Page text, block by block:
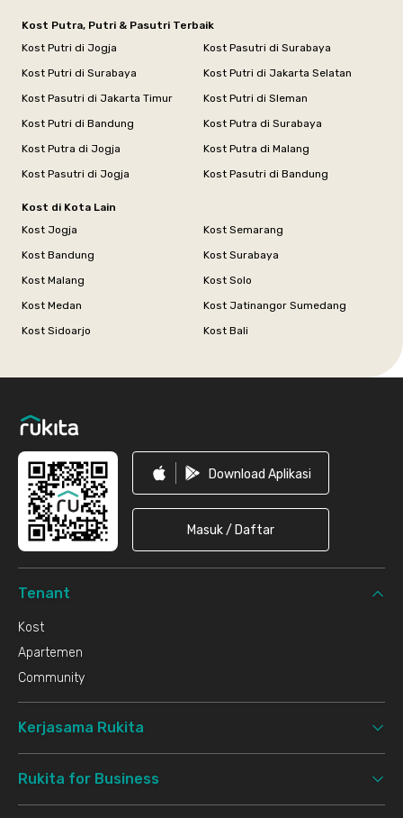
Kost Putra, Putri & Pasutri Terbaik
Kost Putri di Jogja
Kost Pasutri di Surabaya
Kost Putri di Surabaya
Kost Putri di Jakarta Selatan
Kost Pasutri di Jakarta Timur
Kost Putri di Sleman
Kost Putri di Bandung
Kost Putra di Surabaya
Kost Putra di Jogja
Kost Putra di Malang
Kost Pasutri di Jogja
Kost Pasutri di Bandung
Kost di Kota Lain
Kost Jogja
Kost Semarang
Kost Bandung
Kost Surabaya
Kost Malang
Kost Solo
Kost Medan
Kost Jatinangor Sumedang
Kost Sidoarjo
Kost Bali
Download Aplikasi
Masuk / Daftar
Tenant
Kost
Apartemen
Community
Kerjasama Rukita
Rukita for Business